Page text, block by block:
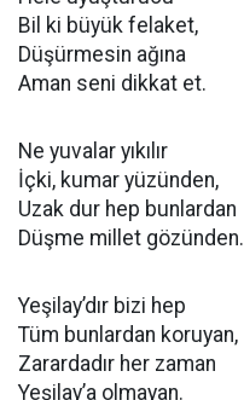
Bil ki büyük felaket,
Düşürmesin ağına
Aman seni dikkat et.
Ne yuvalar yıkılır
İçki, kumar yüzünden,
Uzak dur hep bunlardan
Düşme millet gözünden.
Yeşilay’dır bizi hep
Tüm bunlardan koruyan,
Zarardadır her zaman
Yeşilay’a olmayan.